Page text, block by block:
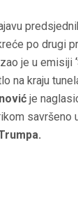
po drugi
je u emisiji ‘
na kraju
je
savršeno